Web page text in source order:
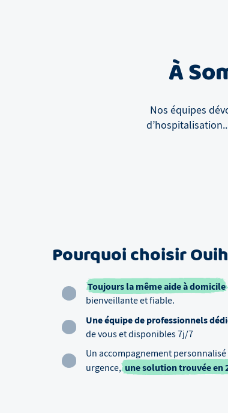
À
Nos équipes
Pourquoi choisir
Toujours la même aide à domicile
bienveillante et fiable.
Une équipe de professionnels
de vous et disponibles 7j/7
Un accompagnement personnalisé
urgence, une solution trouvée en